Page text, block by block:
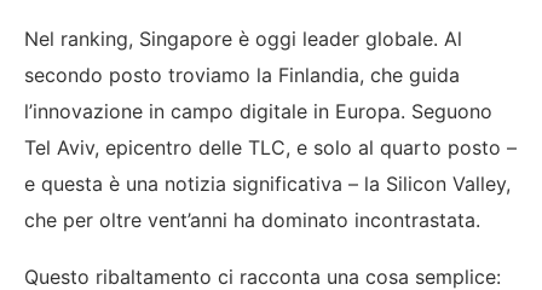
Nel ranking, Singapore è oggi leader globale. Al
secondo posto troviamo la Finlandia, che guida
l’innovazione in campo digitale in Europa. Seguono
Tel Aviv, epicentro delle TLC, e solo al quarto posto –
e questa è una notizia significativa – la Silicon Valley,
che per oltre vent’anni ha dominato incontrastata.
Questo ribaltamento ci racconta una cosa semplice: